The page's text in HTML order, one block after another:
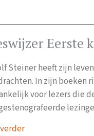
Eerste
Steiner heeft zijn
In zijn boeken
voor lezers die
about Leeswijzer